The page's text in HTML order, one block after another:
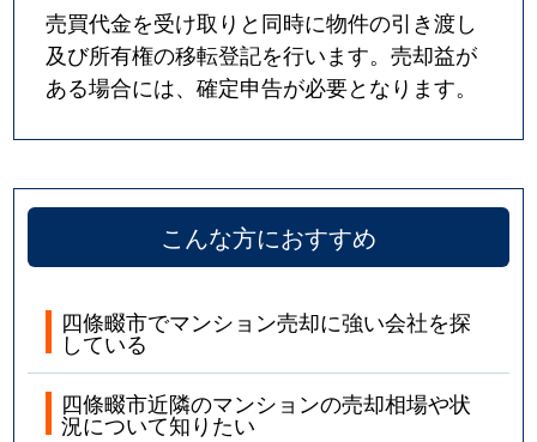
売買代金を受け取りと同時に物件の引き渡し
及び所有権の移転登記を行います。売却益が
ある場合には、確定申告が必要となります。
こんな方におすすめ
四條畷市でマンション売却に強い会社を探
している
四條畷市近隣のマンションの売却相場や状
況について知りたい